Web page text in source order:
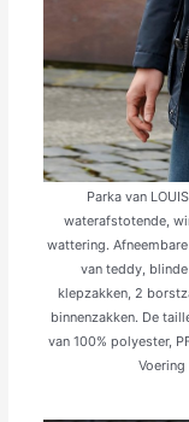
Parka van
waterafstotende,
wattering.
van teddy,
klepzakken, 2
binnenzakken. De
van 100% polyester,